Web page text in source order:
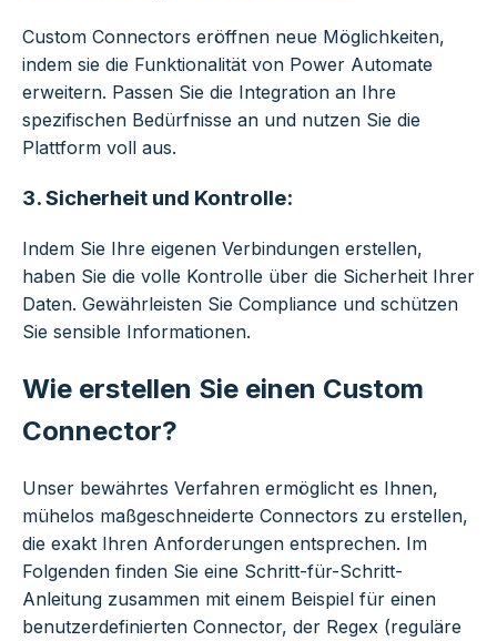
Custom Connectors eröffnen neue Möglichkeiten,
indem sie die Funktionalität von Power Automate
erweitern. Passen Sie die Integration an Ihre
spezifischen Bedürfnisse an und nutzen Sie die
Plattform voll aus.
3.Sicherheit und Kontrolle:
Indem Sie Ihre eigenen Verbindungen erstellen,
haben Sie die volle Kontrolle über die Sicherheit Ihrer
Daten. Gewährleisten Sie Compliance und schützen
Sie sensible Informationen.
Wie erstellen Sie einen Custom
Connector?
Unser bewährtes Verfahren ermöglicht es Ihnen,
mühelos maßgeschneiderte Connectors zu erstellen,
die exakt Ihren Anforderungen entsprechen. Im
Folgenden finden Sie eine Schritt-für-Schritt-
Anleitung zusammen mit einem Beispiel für einen
benutzerdefinierten Connector, der Regex (reguläre